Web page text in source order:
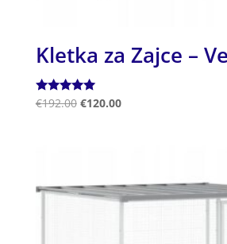
Kletka za Zajce –
Ocenjeno
€192.00 €120.00